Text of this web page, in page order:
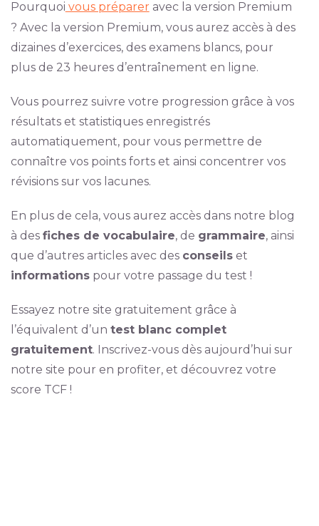
Pourquoi vous prépareravec la version Premium
? Avec la version Premium, vous aurez accès à des
dizaines d’exercices, des examens blancs, pour
plus de 23 heures d’entraînement en ligne.
Vous pourrez suivre votre progression grâce à vos
résultats et statistiques enregistrés
automatiquement, pour vous permettre de
connaître vos points forts et ainsi concentrer vos
révisions sur vos lacunes.
En plus de cela, vous aurez accès dans notre blog
à des fiches de vocabulaire, de grammaire, ainsi
que d’autres articles avec des conseilset
informationspour votre passage du test !
Essayez notre site gratuitement grâce à
l’équivalent d’un test blanc complet
gratuitement. Inscrivez-vous dès aujourd’hui sur
notre site pour en profiter, et découvrez votre
score TCF !